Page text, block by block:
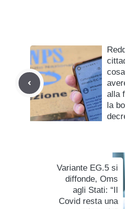
alla
la
Variante EG.5 si
diffonde, Oms
agli Stati: “Il
Covid resta una